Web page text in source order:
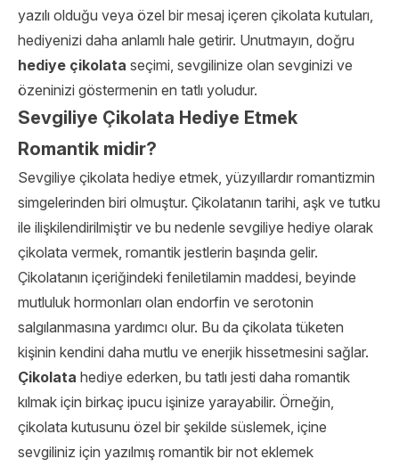
yazılı olduğu veya özel bir mesaj içeren çikolata kutuları,
hediyenizi daha anlamlı hale getirir. Unutmayın, doğru
hediye çikolata seçimi, sevgilinize olan sevginizi ve
özeninizi göstermenin en tatlı yoludur.
Sevgiliye Çikolata Hediye Etmek
Romantik midir?
Sevgiliye çikolata hediye etmek, yüzyıllardır romantizmin
simgelerinden biri olmuştur. Çikolatanın tarihi, aşk ve tutku
ile ilişkilendirilmiştir ve bu nedenle sevgiliye hediye olarak
çikolata vermek, romantik jestlerin başında gelir.
Çikolatanın içeriğindeki feniletilamin maddesi, beyinde
mutluluk hormonları olan endorfin ve serotonin
salgılanmasına yardımcı olur. Bu da çikolata tüketen
kişinin kendini daha mutlu ve enerjik hissetmesini sağlar.
Çikolata hediye ederken, bu tatlı jesti daha romantik
kılmak için birkaç ipucu işinize yarayabilir. Örneğin,
çikolata kutusunu özel bir şekilde süslemek, içine
sevgiliniz için yazılmış romantik bir not eklemek